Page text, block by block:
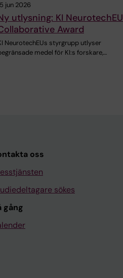
jun 2026
utlysning: KI NeurotechEU
Award
NeurotechEUs styrgrupp utlyser
medel för KI:s forskare,…
oss
sökes
gång